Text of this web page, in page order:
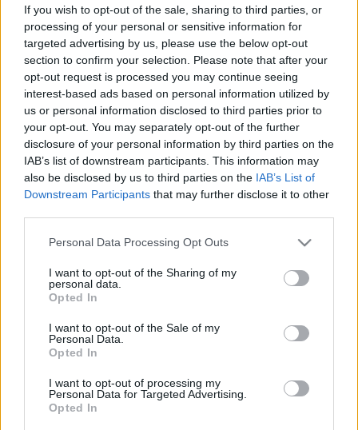
If you wish to opt-out of the sale, sharing to third parties, or
processing of your personal or sensitive information for
targeted advertising by us, please use the below opt-out
section to confirm your selection. Please note that after your
opt-out request is processed you may continue seeing
interest-based ads based on personal information utilized by
us or personal information disclosed to third parties prior to
your opt-out. You may separately opt-out of the further
disclosure of your personal information by third parties on the
IAB’s list of downstream participants. This information may
also be disclosed by us to third parties on the IAB’s List of
Downstream Participants that may further disclose it to other
Please note that this website/app uses one or more Google
not limited to your visit or usage behaviour. You may click to
grant or deny consent to Google and its third-party tags to
use your data for below specified purposes in below Google
consent section.
Personal Data Processing Opt Outs
I want to opt-out of the Sharing of my
personal data.
Opted In
I want to opt-out of the Sale of my
Personal Data.
Opted In
I want to opt-out of processing my
Personal Data for Targeted Advertising.
Opted In
Visszaköltözik a társulat, bár azt nem jelentették be korábban,
hogy kiköltöznek.
JANUÁRTÓL ZÁRVA A GYŐRI NEMZETI
SZÍNHÁZ, MÁS SZÍNPADOKON JÁTSZIK A
TÁRSULAT
2023. január. 09. 16:11
A bábszínház, a Richter-terem és a Padlásszínház ad helyet a
győri társulatnak az energiaválság miatt bezárt épület helyett.
MINDEN IS VOLT A GYŐRPLUSZ LEGÚJABB
PROPAGANDAMŰSORÁBAN, CSAK AZ NEM,
AMIT ÍGÉRTEK
ismeretett ellenvélemények, biodíszletnek behívott
NAGYON ÚGY TŰNIK, HOGY A BEZÁR JANUÁR-
FEBRUÁRBAN GYŐRI NEMZETI SZÍNHÁZ
2022. október. 21. 11:46
Összefognak a győri kulturális intézmények az energiaválság
VLAGYIMIR PUTYIN ÍRTA FELÜL A GYŐRI
NEMZETI SZÍNHÁZ REPERTOÁRJÁT